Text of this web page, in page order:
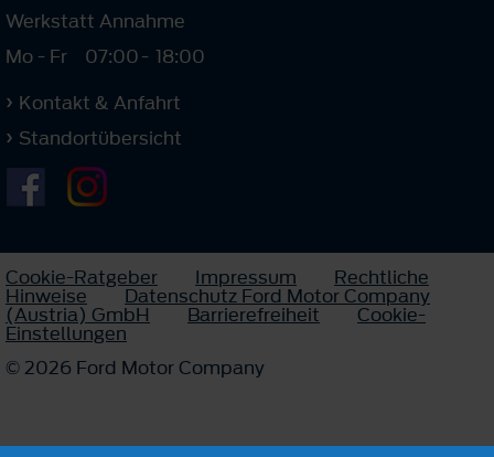
Werkstatt Annahme
Mo - Fr
07:00- 18:00
Kontakt & Anfahrt
Standortübersicht
Cookie-Ratgeber Impressum Rechtliche
Hinweise Datenschutz Ford Motor Company
(Austria) GmbH Barrierefreiheit Cookie-
Einstellungen
© 2026 Ford Motor Company